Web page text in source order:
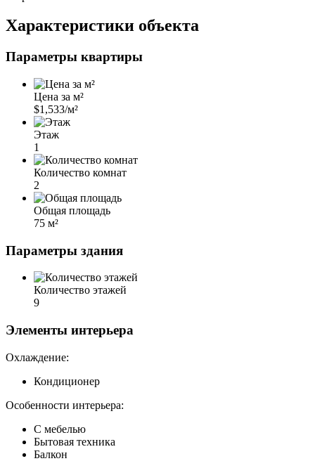
Характеристики объекта
Параметры квартиры
Цена за м²
$1,533/м²
Этаж
1
Количество комнат
2
Общая площадь
75 м²
Параметры здания
Количество этажей
9
Элементы интерьера
Охлаждение:
Кондиционер
Особенности интерьера:
С мебелью
Бытовая техника
Балкон